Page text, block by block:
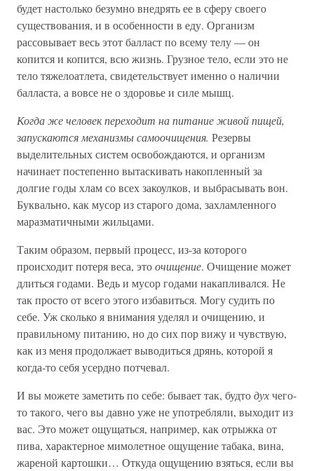
будет настолько безумно внедрять ее в сферу своего
существования, и в особенности в еду. Организм
рассовывает весь этот балласт по всему телу — он
копится и копится, всю жизнь. Грузное тело, если это не
тело тяжелоатлета, свидетельствует именно о наличии
балласта, а вовсе не о здоровье и силе мышц.
Когда же человек переходит на питание живой пищей,
запускаются механизмы самоочищения. Резервы
выделительных систем освобождаются, и организм
начинает постепенно вытаскивать накопленный за
долгие годы хлам со всех закоулков, и выбрасывать вон.
Буквально, как мусор из старого дома, захламленного
маразматичными жильцами.
Таким образом, первый процесс, из-за которого
происходит потеря веса, этоочищение. Очищение может
длиться годами. Ведь и мусор годами накапливался. Не
так просто от всего этого избавиться. Могу судить по
себе. Уж сколько я внимания уделял и очищению, и
правильному питанию, но до сих пор вижу и чувствую,
как из меня продолжает выводиться дрянь, которой я
когда-то себя усердно потчевал.
И вы можете заметить по себе: бывает так, будтодухчего-
то такого, чего вы давно уже не употребляли, выходит из
вас. Это может ощущаться, например, как отрыжка от
пива, характерное мимолетное ощущение табака, вина,
жареной картошки… Откуда ощущению взяться, если вы